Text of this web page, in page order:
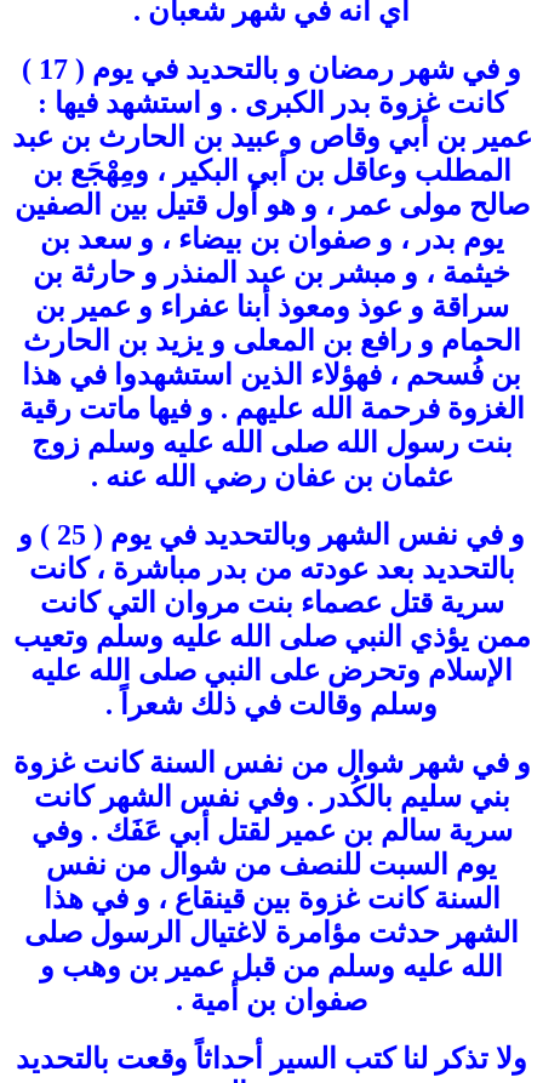
أي أنه في شهر شعبان .
و في شهر رمضان و بالتحديد في يوم ( 17 )
كانت غزوة بدر الكبرى . و استشهد فيها :
عمير بن أبي وقاص و عبيد بن الحارث بن عبد
المطلب وعاقل بن أبي البكير ، ومِهْجَع بن
صالح مولى عمر ، و هو أول قتيل بين الصفين
يوم بدر ، و صفوان بن بيضاء ، و سعد بن
خيثمة ، و مبشر بن عبد المنذر و حارثة بن
سراقة و عوذ ومعوذ أبنا عفراء و عمير بن
الحمام و رافع بن المعلى و يزيد بن الحارث
بن فُسحم ، فهؤلاء الذين استشهدوا في هذا
الغزوة فرحمة الله عليهم . و فيها ماتت رقية
بنت رسول الله صلى الله عليه وسلم زوج
عثمان بن عفان رضي الله عنه .
و في نفس الشهر وبالتحديد في يوم ( 25 ) و
بالتحديد بعد عودته من بدر مباشرة ، كانت
سرية قتل عصماء بنت مروان التي كانت
ممن يؤذي النبي صلى الله عليه وسلم وتعيب
الإسلام وتحرض على النبي صلى الله عليه
وسلم وقالت في ذلك شعراً .
و في شهر شوال من نفس السنة كانت غزوة
بني سليم بالكُدر . وفي نفس الشهر كانت
سرية سالم بن عمير لقتل أبي عَفَك . وفي
يوم السبت للنصف من شوال من نفس
السنة كانت غزوة بين قينقاع ، و في هذا
الشهر حدثت مؤامرة لاغتيال الرسول صلى
الله عليه وسلم من قبل عمير بن وهب و
صفوان بن أمية .
ولا تذكر لنا كتب السير أحداثاً وقعت بالتحديد